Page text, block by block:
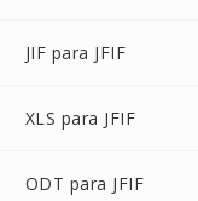
JIF para JFIF
XLS para JFIF
ODT para JFIF